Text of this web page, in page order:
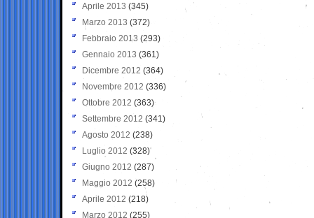
Aprile 2013 (345)
Marzo 2013 (372)
Febbraio 2013 (293)
Gennaio 2013 (361)
Dicembre 2012 (364)
Novembre 2012 (336)
Ottobre 2012 (363)
Settembre 2012 (341)
Agosto 2012 (238)
Luglio 2012 (328)
Giugno 2012 (287)
Maggio 2012 (258)
Aprile 2012 (218)
Marzo 2012 (255)